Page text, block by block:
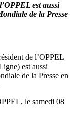
est aussi
de la Presse
de l’OPPEL
est aussi
de la Presse en
le samedi 08